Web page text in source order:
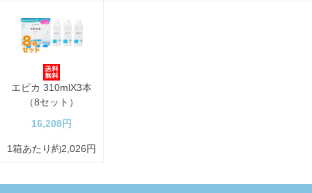
エピカ 310mlX3本
（8セット）
16,208円
1箱あたり約2,026円